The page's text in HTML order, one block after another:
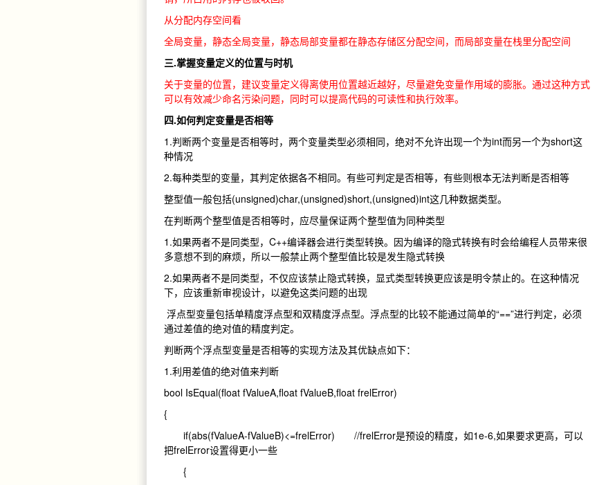
从分配内存空间看
全局变量，静态全局变量，静态局部变量都在静态存储区分配空间，而局部变量在栈里分配空间
三.掌握变量定义的位置与时机
关于变量的位置，建议变量定义得离使用位置越近越好，尽量避免变量作用域的膨胀。通过这种方式
可以有效减少命名污染问题，同时可以提高代码的可读性和执行效率。
四.如何判定变量是否相等
1.判断两个变量是否相等时，两个变量类型必须相同，绝对不允许出现一个为int而另一个为short这
种情况
2.每种类型的变量，其判定依据各不相同。有些可判定是否相等，有些则根本无法判断是否相等
整型值一般包括(unsigned)char,(unsigned)short,(unsigned)int这几种数据类型。
在判断两个整型值是否相等时，应尽量保证两个整型值为同种类型
1.如果两者不是同类型，C++编译器会进行类型转换。因为编译的隐式转换有时会给编程人员带来很
多意想不到的麻烦，所以一般禁止两个整型值比较是发生隐式转换
2.如果两者不是同类型，不仅应该禁止隐式转换，显式类型转换更应该是明令禁止的。在这种情况
下，应该重新审视设计，以避免这类问题的出现
浮点型变量包括单精度浮点型和双精度浮点型。浮点型的比较不能通过简单的“==”进行判定，必须
通过差值的绝对值的精度判定。
判断两个浮点型变量是否相等的实现方法及其优缺点如下：
1.利用差值的绝对值来判断
bool IsEqual(float fValueA,float fValueB,float frelError)
{
if(abs(fValueA-fValueB)<=frelError) //frelError是预设的精度，如1e-6,如果要求更高，可以
把frelError设置得更小一些
{